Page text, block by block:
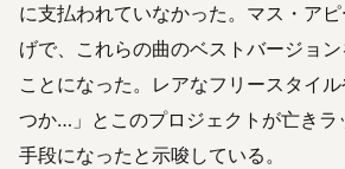
に支払われていなかった。マス・ア
げで、これらの曲のベストバージョ
ことになった。レアなフリースタイ
つか…」とこのプロジェクトが亡きラ
手段になったと示唆している。